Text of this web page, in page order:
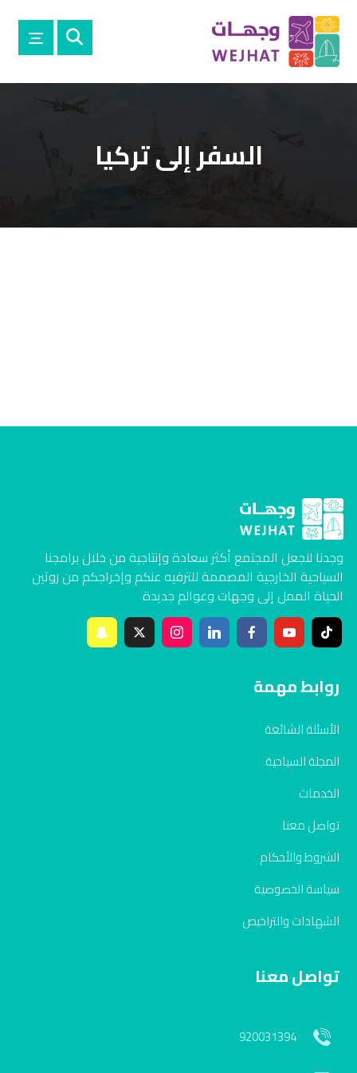
السفر إلى تركيا
وجدنا لنجعل المجتمع أكثر سعادة وإنتاجية من خلال برامجنا
السياحية الخارجية المصممة للترفيه عنكم وإخراجكم من روتين
الحياة الممل إلى وجهات وعوالم جديدة
روابط مهمة
الأسئلة الشائعة
المجلة السياحية
الخدمات
تواصل معنا
الشروط والأحكام
سياسة الخصوصية
الشهادات والتراخيص
تواصل معنا
920031394